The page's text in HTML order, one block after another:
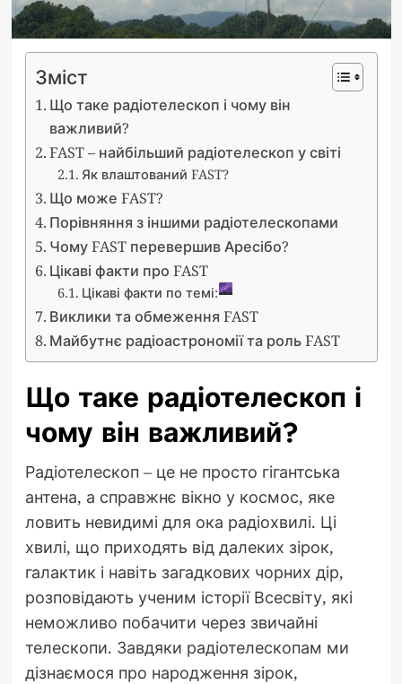
Зміст
Що таке радіотелескоп і чому він
важливий?
FAST – найбільший радіотелескоп у світі
Як влаштований FAST?
Що може FAST?
Порівняння з іншими радіотелескопами
Чому FAST перевершив Аресібо?
Цікаві факти про FAST
Цікаві факти по темі:
Виклики та обмеження FAST
Майбутнє радіоастрономії та роль FAST
Що таке радіотелескоп і
чому він важливий?
Радіотелескоп – це не просто гігантська
антена, а справжнє вікно у космос, яке
ловить невидимі для ока радіохвилі. Ці
хвилі, що приходять від далеких зірок,
галактик і навіть загадкових чорних дір,
розповідають ученим історії Всесвіту, які
неможливо побачити через звичайні
телескопи. Завдяки радіотелескопам ми
дізнаємося про народження зірок,